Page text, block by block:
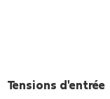
Tensions d'entrée